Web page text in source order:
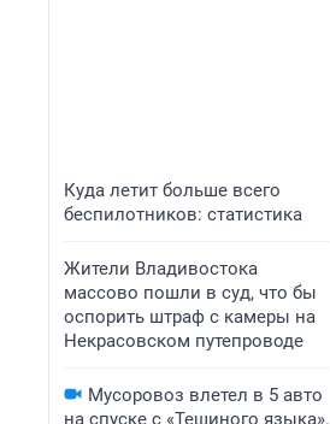
Куда летит больше всего
беспилотников: статистика
Жители Владивостока
массово пошли в суд, что бы
оспорить штраф с камеры на
Некрасовском путепроводе
Мусоровоз влетел в 5 авто
на спуске с «Тещиного языка».